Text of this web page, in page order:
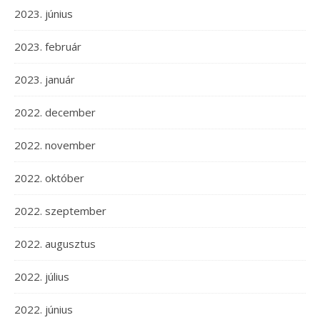
2023. június
2023. február
2023. január
2022. december
2022. november
2022. október
2022. szeptember
2022. augusztus
2022. július
2022. június